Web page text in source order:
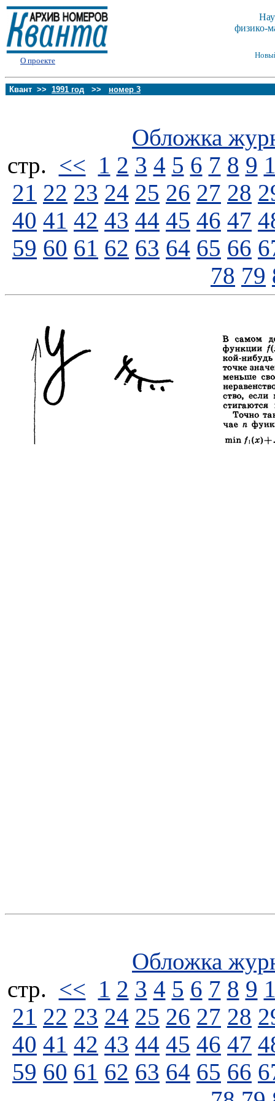
О проекте
физико-
Квант >> 1991 год >> номер 3
Обложка
стp. << 1 2 3 4 5 6 7 8 9
21 22 23 24 25 26 27 28
40 41 42 43 44 45 46 47
59 60 61 62 63 64 65 66
78 79
Обложка
стp. << 1 2 3 4 5 6 7 8 9
21 22 23 24 25 26 27 28
40 41 42 43 44 45 46 47
59 60 61 62 63 64 65 66